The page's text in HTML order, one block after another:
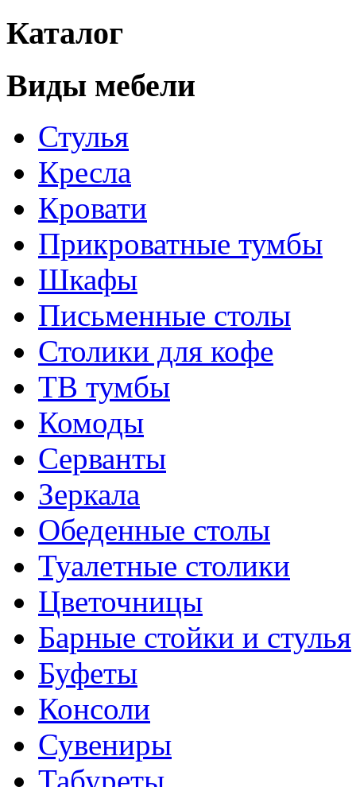
Каталог
Виды мебели
Стулья
Кресла
Кровати
Прикроватные тумбы
Шкафы
Письменные столы
Столики для кофе
ТВ тумбы
Комоды
Серванты
Зеркала
Обеденные столы
Туалетные столики
Цветочницы
Барные стойки и стулья
Буфеты
Консоли
Сувениры